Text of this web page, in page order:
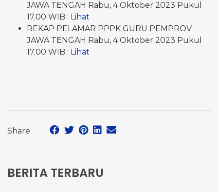
JAWA TENGAH Rabu, 4 Oktober 2023 Pukul
17.00 WIB : Lihat
REKAP PELAMAR PPPK GURU PEMPROV
JAWA TENGAH Rabu, 4 Oktober 2023 Pukul
17.00 WIB : Lihat
Share
BERITA TERBARU